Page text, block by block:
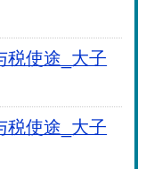
税使途_大子
税使途_大子